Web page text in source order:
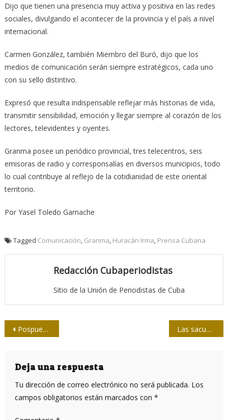
Dijo que tienen una presencia muy activa y positiva en las redes
sociales, divulgando el acontecer de la provincia y el país a nivel
internacional.
Carmen González, también Miembro del Buró, dijo que los
medios de comunicación serán siempre estratégicos, cada uno
con su sello distintivo.
Expresó que resulta indispensable reflejar más historias de vida,
transmitir sensibilidad, emoción y llegar siempre al corazón de los
lectores, televidentes y oyentes.
Granma posee un periódico provincial, tres telecentros, seis
emisoras de radio y corresponsalías en diversos municipios, todo
lo cual contribuye al reflejo de la cotidianidad de este oriental
territorio.
Por Yasel Toledo Garnache
Tagged Comunicación, Granma, Huracán Irma, Prensa Cubana
Redacción Cubaperiodistas
Sitio de la Unión de Periodistas de Cuba
Navegación
entradas
Pospuesto Torneo Nacional de Softbol de la Prensa Las sacudidas de Irma en las redes
Deja una respuesta
Tu dirección de correo electrónico no será publicada. Los
campos obligatorios están marcados con *